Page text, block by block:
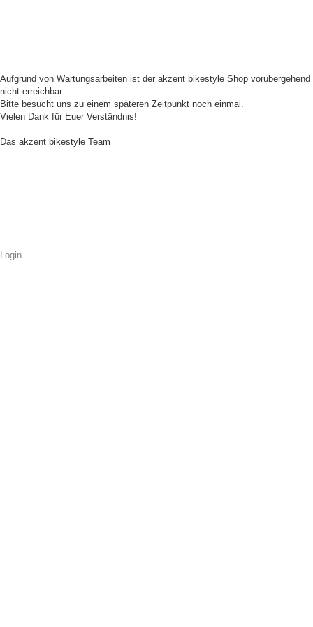
Aufgrund von Wartungsarbeiten ist der akzent bikestyle Shop vorübergehend
nicht erreichbar.
Bitte besucht uns zu einem späteren Zeitpunkt noch einmal.
Vielen Dank für Euer Verständnis!
Das akzent bikestyle Team
Login